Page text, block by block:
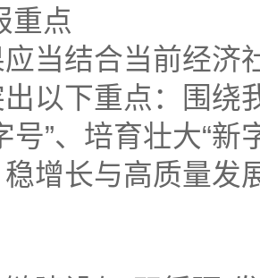
重点
当结合当前经济
以下重点：围绕
号”、培育壮大“
增长与高质量发